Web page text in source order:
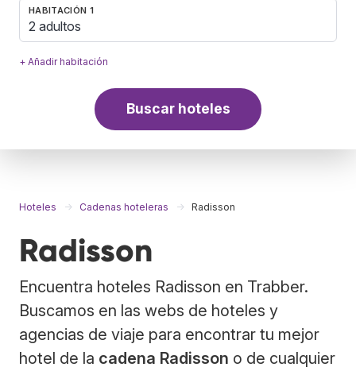
HABITACIÓN 1
2 adultos
+ Añadir habitación
Buscar hoteles
Hoteles Cadenas hoteleras Radisson
Radisson
Encuentra hoteles Radisson en Trabber.
Buscamos en las webs de hoteles y
agencias de viaje para encontrar tu mejor
hotel de la cadena Radisson o de cualquier